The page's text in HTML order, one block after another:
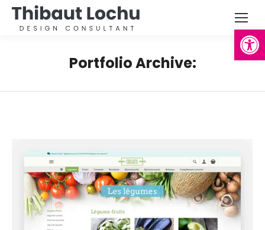
Ouvrir
Portfolio Archive: